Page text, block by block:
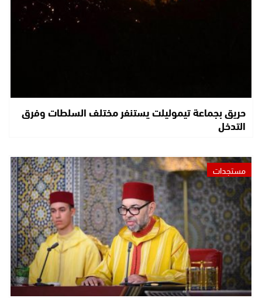
حريق بجماعة تيموليلت يستنفر مختلف السلطات وفرق
التدخل
مستجدات